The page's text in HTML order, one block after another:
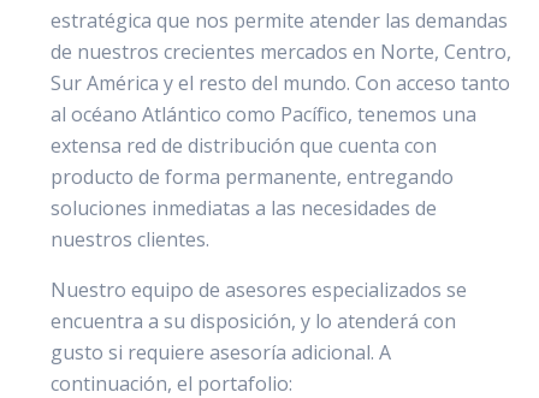
estratégica que nos permite atender las demandas
de nuestros crecientes mercados en Norte, Centro,
Sur América y el resto del mundo. Con acceso tanto
al océano Atlántico como Pacífico, tenemos una
extensa red de distribución que cuenta con
producto de forma permanente, entregando
soluciones inmediatas a las necesidades de
nuestros clientes.
Nuestro equipo de asesores especializados se
encuentra a su disposición, y lo atenderá con
gusto si requiere asesoría adicional. A
continuación, el portafolio: